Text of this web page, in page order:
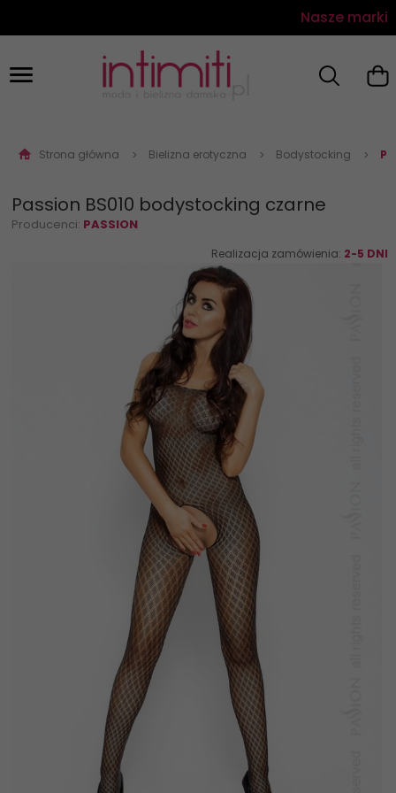
Nasze marki
Strona główna Bielizna erotyczna Bodystocking
Passion BS010 bodystocking czarne
Producenci: PASSION
Realizacja zamówienia: 2-5 DNI